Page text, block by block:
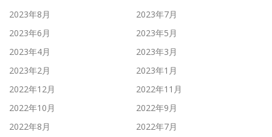
2023年8月
2023年7月
2023年6月
2023年5月
2023年4月
2023年3月
2023年2月
2023年1月
2022年12月
2022年11月
2022年10月
2022年9月
2022年8月
2022年7月